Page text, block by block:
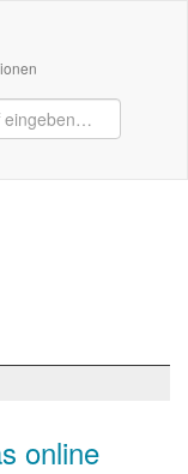
online